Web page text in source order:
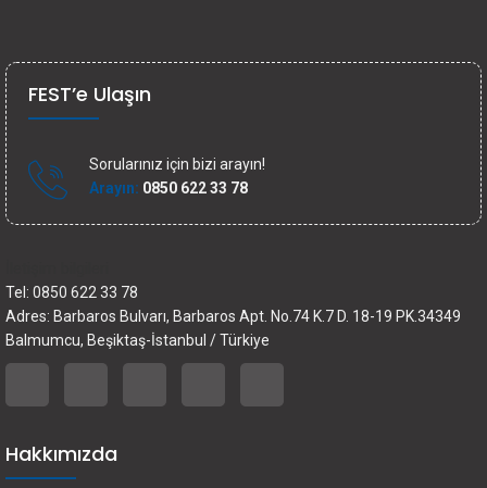
FEST’e Ulaşın
Sorularınız için bizi arayın!
Arayın: 0850 622 33 78
Tel: 0850 622 33 78
Adres: Barbaros Bulvarı, Barbaros Apt. No.74 K.7 D. 18-19 PK.34349
Balmumcu, Beşiktaş-İstanbul / Türkiye
Hakkımızda